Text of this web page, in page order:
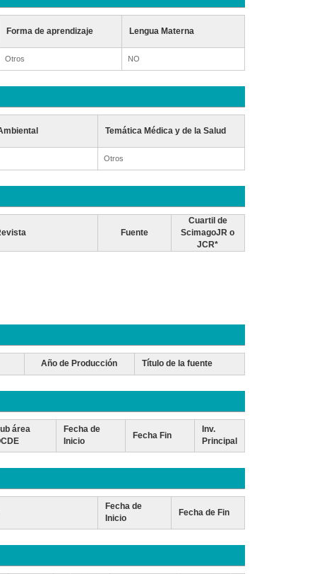
Forma de aprendizaje Lengua Materna
Otros NO
Temática Médica y de la Salud
Otros
Fuente
Cuartil de
ScimagoJR o
JCR*
Año de Producción Título de la fuente
área
Fecha de
Inicio
Fecha Fin
Inv.
Principal
Fecha de
Inicio
Fecha de Fin